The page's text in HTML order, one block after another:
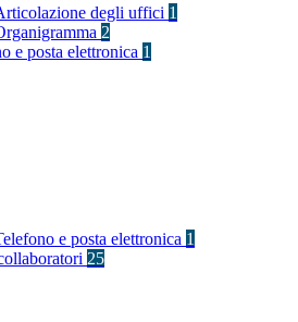
degli uffici 1
2
e posta elettronica 1
e posta elettronica 1
25